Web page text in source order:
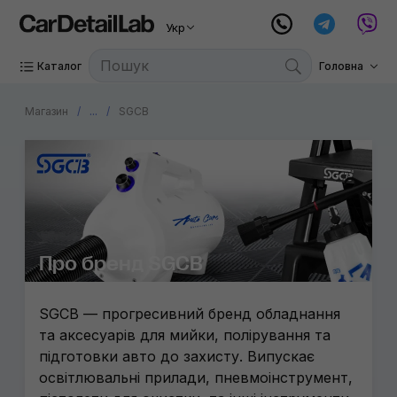
Укр
Каталог Головна
Магазин ... SGCB
Про бренд SGCB
SGCB — прогресивний бренд обладнання
та аксесуарів для мийки, полірування та
підготовки авто до захисту. Випускає
освітлювальні прилади, пневмоінструмент,
Gyeon
CarPro